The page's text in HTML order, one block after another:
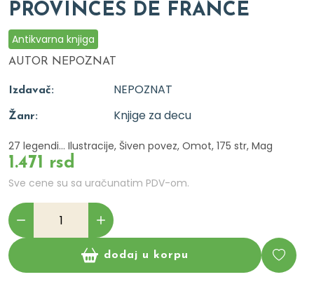
PROVINCES DE FRANCE
Antikvarna knjiga
AUTOR NEPOZNAT
Izdavač: NEPOZNAT
Žanr: Knjige za decu
27 legendi... Ilustracije, Šiven povez, Omot, 175 str, Mag
1.471 rsd
Sve cene su sa uračunatim PDV-om.
dodaj u korpu